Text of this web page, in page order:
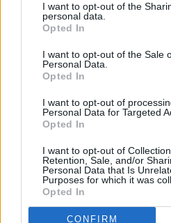
I want to opt-out of the
personal data.
Opted In
I want to opt-out of the Sale
Personal Data.
Opted In
I want to opt-out of
Personal Data for Targeted
Opted In
I want to opt-out of
Retention, Sale, and/or
Personal Data that Is
Purposes for which it was
Opted In
CONFIRM
Dovolená u moře•Bazény